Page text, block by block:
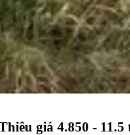
giá 4.850 - 11.5